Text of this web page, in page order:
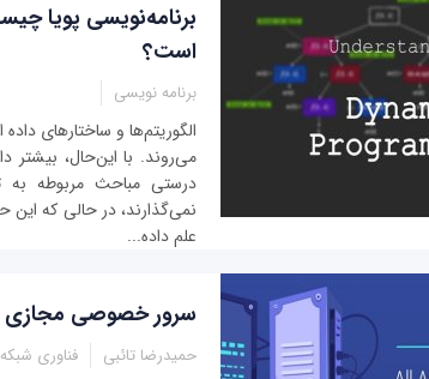
برنامه‌نویسی پویا
است؟
برنامه نویسی
الگوریتم‌ها و ساختارهای
می‌روند. با این‌حال، بیشتر
درستی مباحث مربوطه به
نمی‌گذارند، در حالی که این
علم داده‌...
سرور خصوصی مجازی
حمیدرضا تائبی فناوری شبکه